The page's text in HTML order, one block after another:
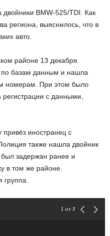
BMW-525/TDI. Как
региона, выяснилось, что в
авто.
районе 13 декабря.
по базам данным и нашла
номерам. При этом было
регистрации с данными,
привёз иностранец с
также нашла двойник
был задержан ранее и
в том же районе.
1 из 3